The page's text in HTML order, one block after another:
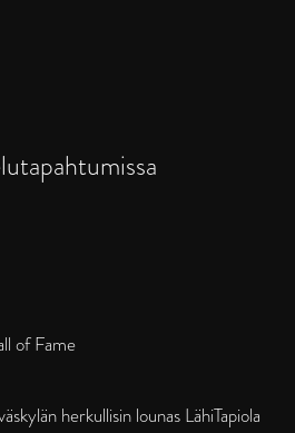
of Fame
herkullisin lounas LähiTapiola